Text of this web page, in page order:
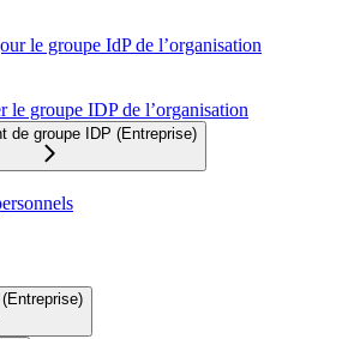
le groupe IdP de l’organisation
le groupe IDP de l’organisation
de groupe IDP (Entreprise)